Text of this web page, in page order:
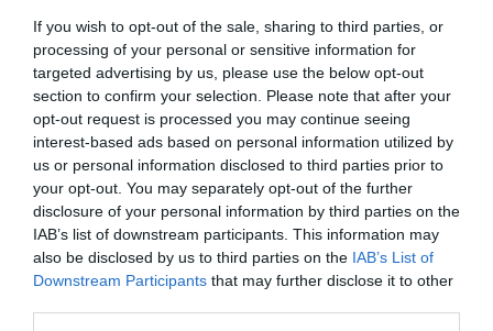
If you wish to opt-out of the sale, sharing to third parties, or
processing of your personal or sensitive information for
targeted advertising by us, please use the below opt-out
section to confirm your selection. Please note that after your
opt-out request is processed you may continue seeing
interest-based ads based on personal information utilized by
us or personal information disclosed to third parties prior to
your opt-out. You may separately opt-out of the further
disclosure of your personal information by third parties on the
IAB’s list of downstream participants. This information may
also be disclosed by us to third parties on the IAB’s List of
Downstream Participants that may further disclose it to other
ΕΦΚΑ και τη ΔΥΠΑ έως τις 14 Αυγούστου
Health Monitoring: Η εθνική υποδομή για
αξιοποίηση δεδομένων υγείας προς
όφελος των πολιτών
ΠΑΣΟΚ: “Τα επιχειρήματα και οι πίνακες
του κ. Σκέρτσου διαρκούν μέχρι τα
επόμενα που αναιρούν τα προηγούμενα”
Τσίπρας: Στις 2 Σεπτεμβρίου η παρουσίαση
του οικονομικού προγράμματος της ΕΛ.Α.Σ.
στη Θεσσαλονίκη